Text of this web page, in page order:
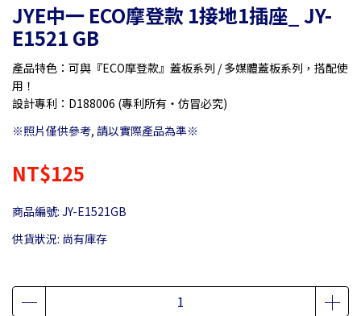
JYE中一 ECO摩登款 1接地1插座_ JY-
E1521 GB
產品特色：可與『ECO摩登款』蓋板系列 / 多媒體蓋板系列，搭配使
用！
設計專利：D188006 (專利所有‧仿冒必究)
※照片僅供參考, 請以實際產品為準※​​​
NT$125
商品編號: JY-E1521GB
供貨狀況: 尚有庫存